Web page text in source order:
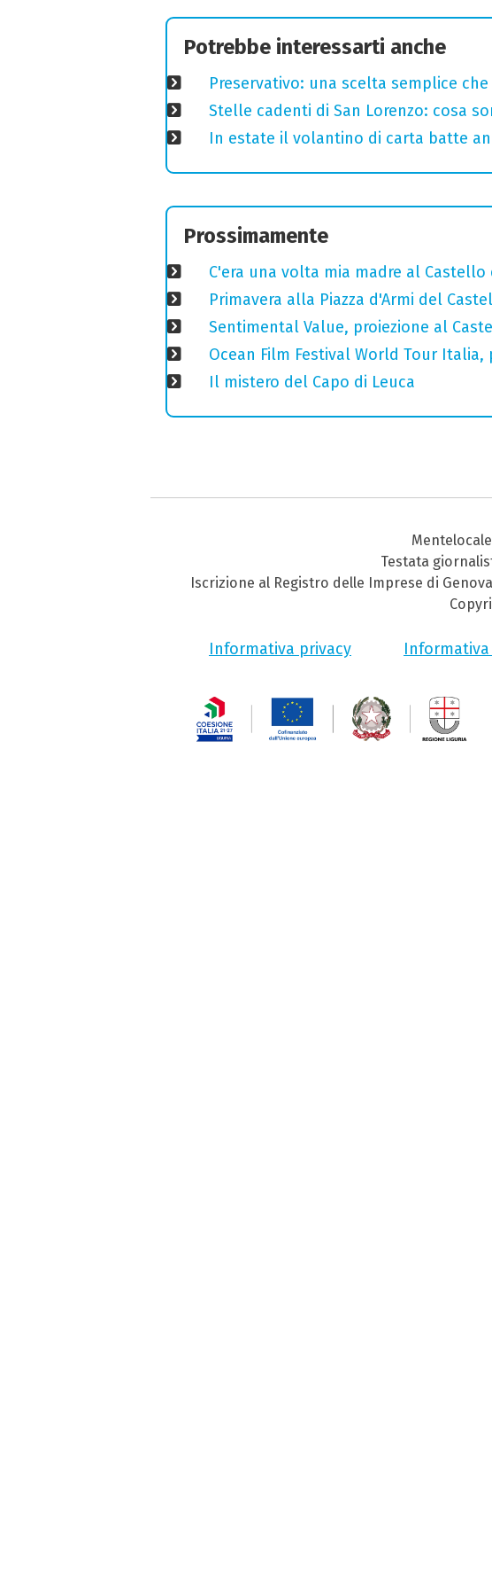
Potrebbe interessarti anche
Preservativo: una scelta semplice
Stelle cadenti di San Lorenzo: cosa
In estate il volantino di carta batte
Prossimamente
C'era una volta mia madre al
Primavera alla Piazza d'Armi del
Sentimental Value, proiezione al
Ocean Film Festival World Tour
Il mistero del Capo di Leuca
Testata
Iscrizione al Registro delle Imprese di
Informativa privacy